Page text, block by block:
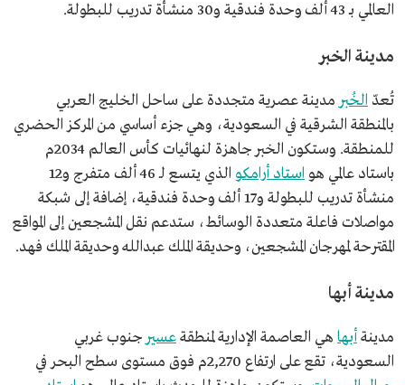
العالمي بـ 43 ألف وحدة فندقية و30 منشأة تدريب للبطولة.
مدينة الخبر
تُعدّ الخُبر مدينة عصرية متجددة على ساحل الخليج العربي
بالمنطقة الشرقية في السعودية، وهي جزء أساسي من المركز الحضري
للمنطقة. وستكون الخبر جاهزة لنهائيات كأس العالم 2034م
باستاد عالمي هو استاد أرامكو
الذي يتسع لـ 46 ألف متفرج و12
منشأة تدريب للبطولة و17 ألف وحدة فندقية، إضافة إلى شبكة
مواصلات فاعلة متعددة الوسائط، ستدعم نقل المشجعين إلى المواقع
المقترحة لمهرجان المشجعين، وحديقة الملك عبدالله وحديقة الملك فهد.
مدينة أبها
مدينة أبها هي العاصمة الإدارية لمنطقةعسير جنوب غربي
السعودية، تقع على ارتفاع 2,270م فوق مستوى سطح البحر في